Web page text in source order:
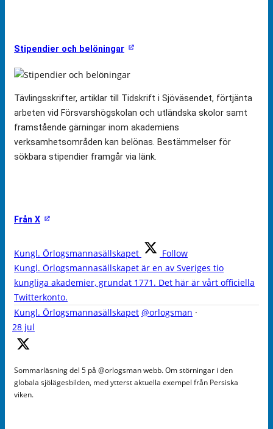
Stipendier och belöningar
Tävlingsskrifter, artiklar till Tidskrift i Sjöväsendet, förtjänta
arbeten vid Försvarshögskolan och utländska skolor samt
framstående gärningar inom akademiens
verksamhetsområden kan belönas. Bestämmelser för
sökbara stipendier framgår via länk.
Från X
Kungl. Örlogsmannasällskapet
Follow
Kungl. Örlogsmannasällskapet är en av Sveriges tio
kungliga akademier, grundat 1771. Det här är vårt officiella
Twitterkonto.
Kungl. Örlogsmannasällskapet @orlogsman ·
28 jul
Sommarläsning del 5 på @orlogsman webb. Om störningar i den
globala sjölägesbilden, med ytterst aktuella exempel från Persiska
viken.